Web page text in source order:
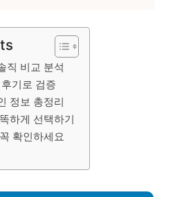
직 비교 분석
기로 검증
정보 총정리
하게 선택하기
확인하세요